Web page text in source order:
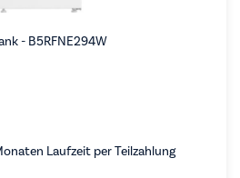
- B5RFNE294W
Laufzeit per Teilzahlung